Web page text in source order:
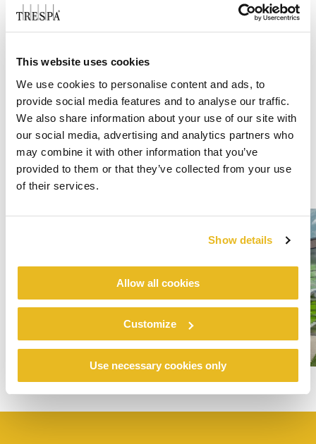
This website uses cookies
We use cookies to personalise content and ads, to
provide social media features and to analyse our traffic.
We also share information about your use of our site with
our social media, advertising and analytics partners who
may combine it with other information that you’ve
provided to them or that they’ve collected from your use
of their services.
Show details
Allow all cookies
Customize
Use necessary cookies only